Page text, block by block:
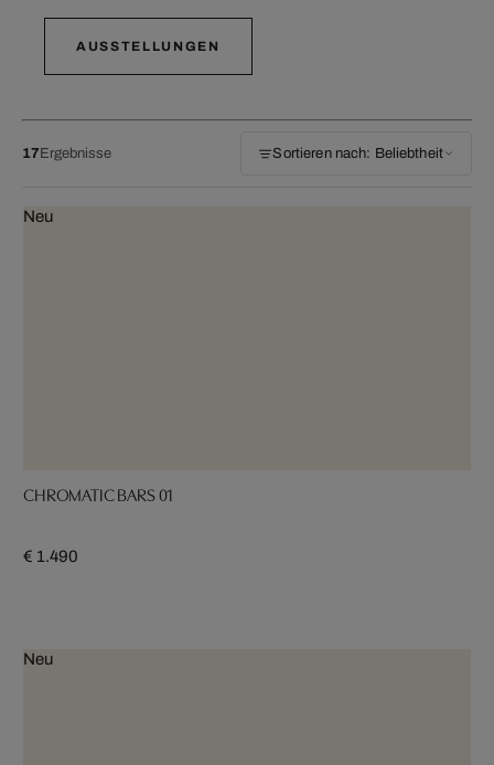
AUSSTELLUNGEN
17Ergebnisse Sortieren nach: Beliebtheit
Neu
CHROMATIC BARS 01
€ 1.490
Neu